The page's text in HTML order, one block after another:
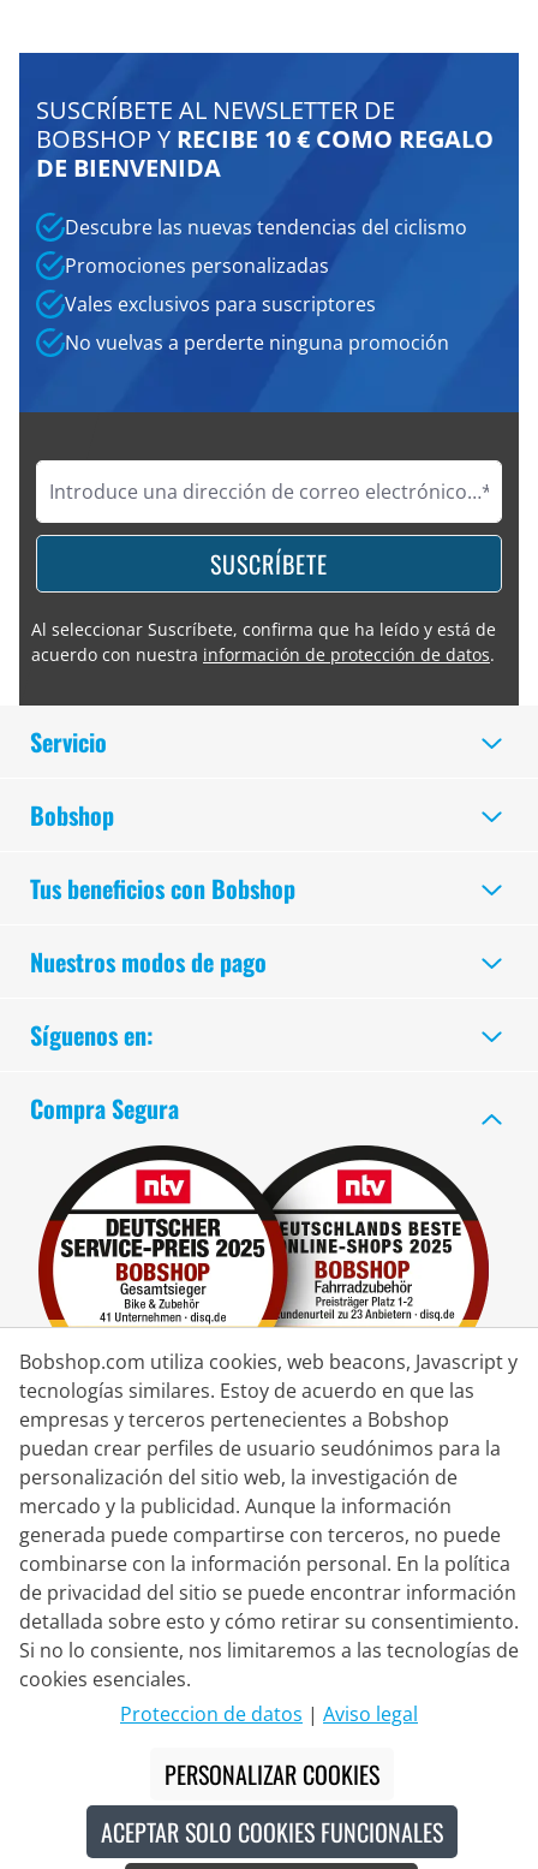
SUSCRÍBETE AL NEWSLETTER DE
BOBSHOP Y RECIBE 10 € COMO REGALO
DE BIENVENIDA
Descubre las nuevas tendencias del ciclismo
Promociones personalizadas
Vales exclusivos para suscriptores
No vuelvas a perderte ninguna promoción
SUSCRÍBETE
Al seleccionar Suscríbete, confirma que ha leído y está de
acuerdo con nuestra información de protección de datos.
Servicio
Bobshop
Tus beneficios con Bobshop
Nuestros modos de pago
Contacto
Chat en vivo
Lun. - Vie.: 8:30 - 16:00 (CET)
Whatsapp
Llamada (en/de)
Síguenos en:
Compra Segura
Socio de Entrega
Los precios tachados corresponden a nuestros precios de lanzamiento
Bobshop.com utiliza cookies, web beacons, Javascript y
tecnologías similares. Estoy de acuerdo en que las
empresas y terceros pertenecientes a Bobshop
puedan crear perfiles de usuario seudónimos para la
personalización del sitio web, la investigación de
mercado y la publicidad. Aunque la información
generada puede compartirse con terceros, no puede
combinarse con la información personal. En la política
de privacidad del sitio se puede encontrar información
detallada sobre esto y cómo retirar su consentimiento.
Si no lo consiente, nos limitaremos a las tecnologías de
cookies esenciales.
Proteccion de datos | Aviso legal
PERSONALIZAR COOKIES
ACEPTAR SOLO COOKIES FUNCIONALES